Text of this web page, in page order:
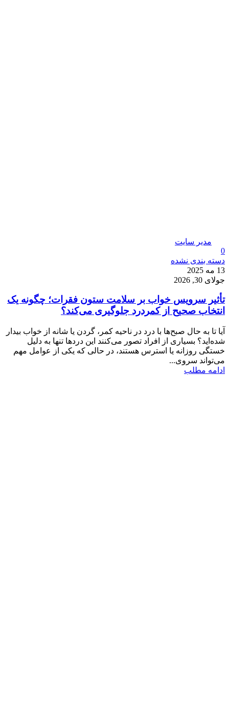
مدیر سایت
0
دسته بندی نشده
13 مه 2025
جولای 30, 2026
تأثیر سرویس خواب بر سلامت ستون فقرات؛ چگونه یک
انتخاب صحیح از کمردرد جلوگیری می‌کند؟
آیا تا به حال صبح‌ها با درد در ناحیه کمر، گردن یا شانه از خواب بیدار
شده‌اید؟ بسیاری از افراد تصور می‌کنند این دردها تنها به دلیل
خستگی روزانه یا استرس هستند، در حالی که یکی از عوامل مهم
می‌تواند سروی...
ادامه مطلب